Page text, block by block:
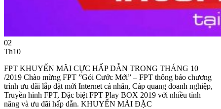
02
Th10
FPT KHUYẾN MÃI CỰC HẤP DẪN TRONG THÁNG 10
/2019 Chào mừng FPT ”Gói Cước Mới” – FPT thông báo chương
trình ưu đãi lắp đặt mới Internet cá nhân, Cáp quang doanh nghiệp,
Truyền hình FPT, Đặc biệt FPT Play BOX 2019 với nhiều tính
năng và ưu đãi hấp dẫn. KHUYẾN MÃI ĐẶC